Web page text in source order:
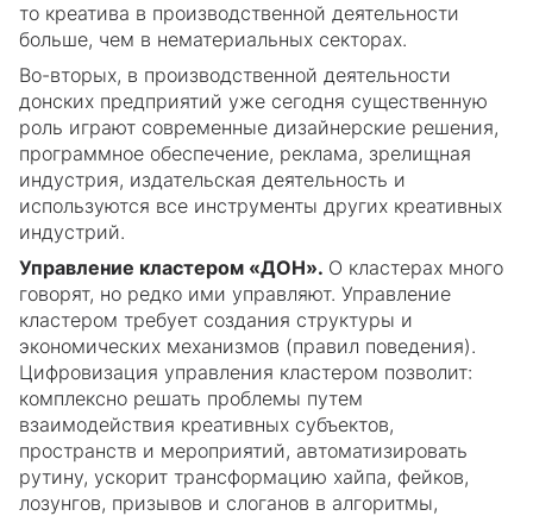
то креатива в производственной деятельности
больше, чем в нематериальных секторах.
Во-вторых, в производственной деятельности
донских предприятий уже сегодня существенную
роль играют современные дизайнерские решения,
программное обеспечение, реклама, зрелищная
индустрия, издательская деятельность и
используются все инструменты других креативных
индустрий.
Управление кластером «ДОН». О кластерах много
говорят, но редко ими управляют. Управление
кластером требует создания структуры и
экономических механизмов (правил поведения).
Цифровизация управления кластером позволит:
комплексно решать проблемы путем
взаимодействия креативных субъектов,
пространств и мероприятий, автоматизировать
рутину, ускорит трансформацию хайпа, фейков,
лозунгов, призывов и слоганов в алгоритмы,